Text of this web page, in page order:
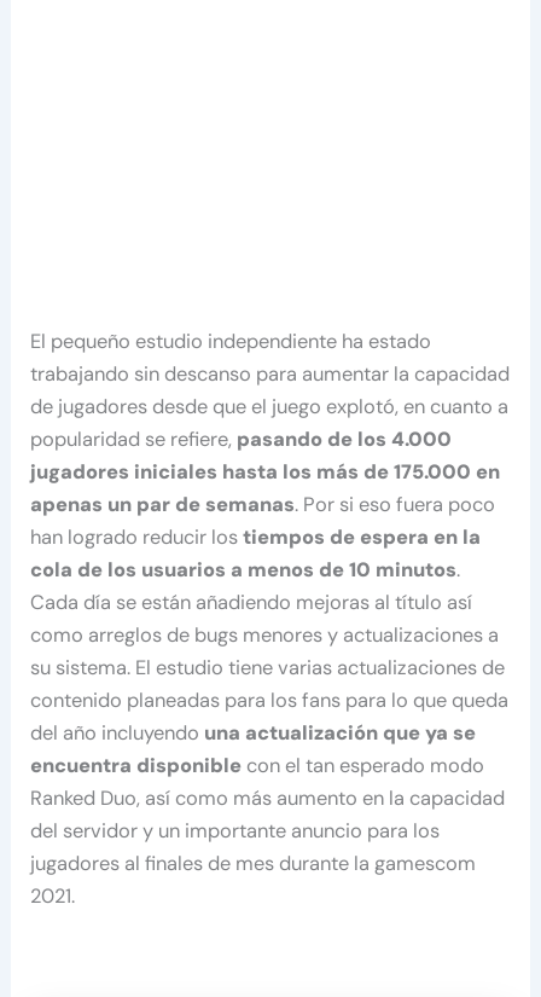
El pequeño estudio independiente ha estado
trabajando sin descanso para aumentar la capacidad
de jugadores desde que el juego explotó, en cuanto a
popularidad se refiere, pasando de los 4.000
jugadores iniciales hasta los más de 175.000 en
apenas un par de semanas. Por si eso fuera poco
han logrado reducir lostiempos de espera en la
cola de los usuarios a menos de 10 minutos.
Cada día se están añadiendo mejoras al título así
como arreglos de bugs menores y actualizaciones a
su sistema. El estudio tiene varias actualizaciones de
contenido planeadas para los fans para lo que queda
del año incluyendo una actualización que ya se
encuentra disponible con el tan esperado modo
Ranked Duo, así como más aumento en la capacidad
del servidor y un importante anuncio para los
jugadores al finales de mes durante la gamescom
2021.